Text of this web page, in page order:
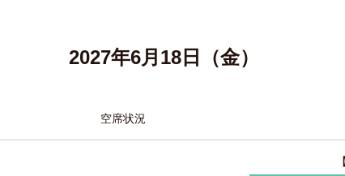
2027年6月18日（金）
空席状況